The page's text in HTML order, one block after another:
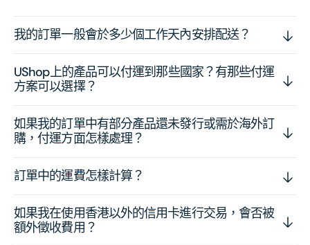
我的訂單一般會於多少個工作天內安排配送？
UShop上的產品可以付運到那些國家？有那些付運
方案可以選擇？
如果我的訂單中有部分產品還未發行或需於海外訂
購，付運方面怎樣處理？
訂單中的運費怎樣計算？
如果我在使用香港以外的信用卡進行交易，會否被
額外徵收費用？